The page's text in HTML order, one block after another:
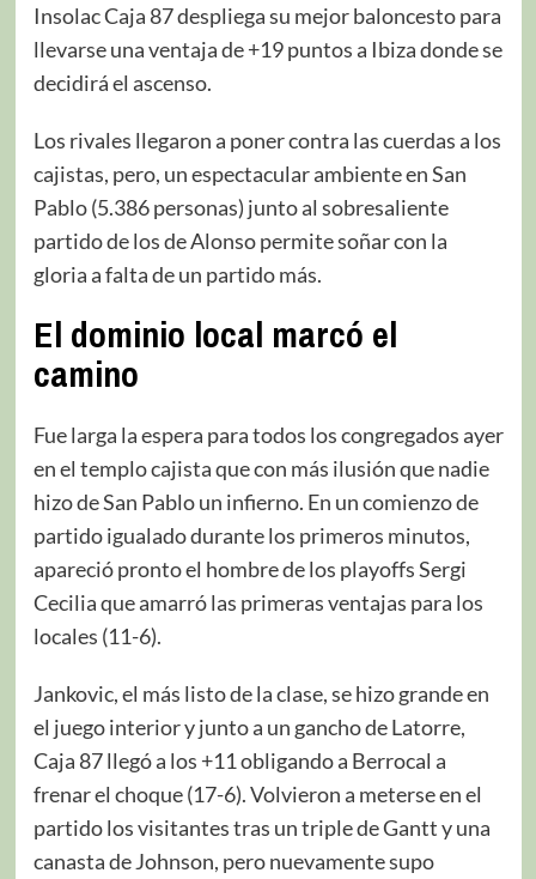
Insolac Caja 87 despliega su mejor baloncesto para
llevarse una ventaja de +19 puntos a Ibiza donde se
decidirá el ascenso.
Los rivales llegaron a poner contra las cuerdas a los
cajistas, pero, un espectacular ambiente en San
Pablo (5.386 personas) junto al sobresaliente
partido de los de Alonso permite soñar con la
gloria a falta de un partido más.
El dominio local marcó el
camino
Fue larga la espera para todos los congregados ayer
en el templo cajista que con más ilusión que nadie
hizo de San Pablo un infierno. En un comienzo de
partido igualado durante los primeros minutos,
apareció pronto el hombre de los playoffs Sergi
Cecilia que amarró las primeras ventajas para los
locales (11-6).
Jankovic, el más listo de la clase, se hizo grande en
el juego interior y junto a un gancho de Latorre,
Caja 87 llegó a los +11 obligando a Berrocal a
frenar el choque (17-6). Volvieron a meterse en el
partido los visitantes tras un triple de Gantt y una
canasta de Johnson, pero nuevamente supo